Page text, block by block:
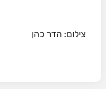
צילום: הדר כהן